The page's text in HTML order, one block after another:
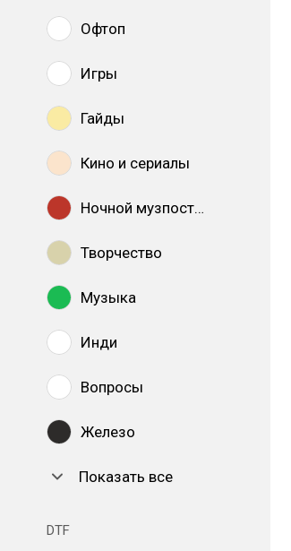
Офтоп
Игры
Гайды
Кино и сериалы
Ночной музпостинг
Творчество
Музыка
Инди
Вопросы
Железо
Показать все
DTF